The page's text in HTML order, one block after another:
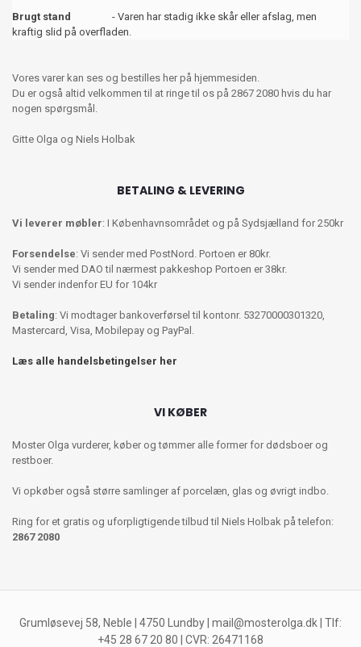
Brugt stand
- Varen har stadig ikke skår eller afslag, men
kraftig slid på overfladen.
Vores varer kan ses og bestilles her på hjemmesiden.
Du er også altid velkommen til at ringe til os på 2867 2080 hvis du har
nogen spørgsmål.
Gitte Olga og Niels Holbak
BETALING & LEVERING
Vi leverer møbler: I Københavnsområdet og på Sydsjælland for 250kr
Forsendelse: Vi sender med PostNord. Portoen er 80kr.
Vi sender med DAO til nærmest pakkeshop Portoen er 38kr.
Vi sender indenfor EU for 104kr
Betaling: Vi modtager bankoverførsel til kontonr. 53270000301320,
Mastercard, Visa, Mobilepay og PayPal.
Læs alle handelsbetingelser her
VI KØBER
Moster Olga vurderer, køber og tømmer alle former for dødsboer og
restboer.
Vi opkøber også større samlinger af porcelæn, glas og øvrigt indbo.
Ring for et gratis og uforpligtigende tilbud til Niels Holbak på telefon:
2867 2080
Grumløsevej 58, Neble | 4750 Lundby | mail@mosterolga.dk | Tlf:
+45 28 67 20 80 | CVR: 26471168